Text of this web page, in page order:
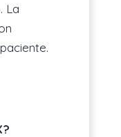
. La